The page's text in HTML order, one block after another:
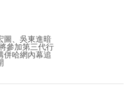
圖、吳東進暗
參加第三代行
哈網內幕追